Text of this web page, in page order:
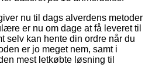
nu til dags alverdens metoder
er nu om dage at få leveret til
selv kan hente din ordre når du
er jo meget nem, samt i
mest letkøbte løsning til